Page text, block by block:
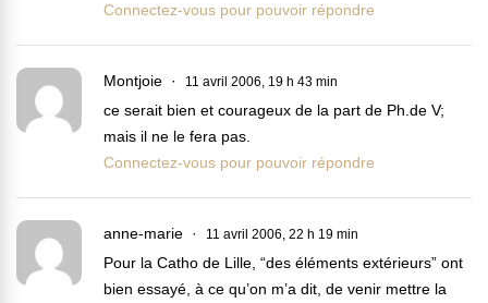
Connectez-vous pour pouvoir répondre
Montjoie 11 avril 2006, 19 h 43 min
ce serait bien et courageux de la part de Ph.de V;
mais il ne le fera pas.
Connectez-vous pour pouvoir répondre
anne-marie 11 avril 2006, 22 h 19 min
Pour la Catho de Lille, “des éléments extérieurs” ont
bien essayé, à ce qu’on m’a dit, de venir mettre la